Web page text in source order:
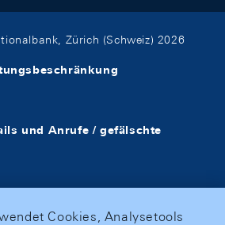
Zürich (Schweiz) 2026
und Anrufe / gefälschte
Cookies, Analysetools